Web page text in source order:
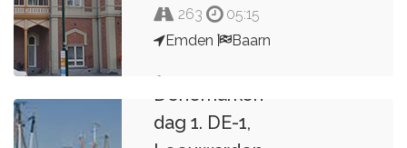
263
05:15
Emden
Baarn
Denemarken
dag 1. DE-1,